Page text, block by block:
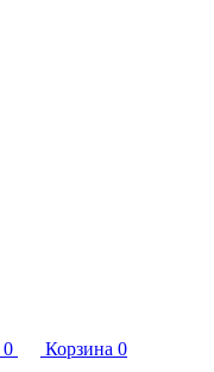
0 Корзина 0